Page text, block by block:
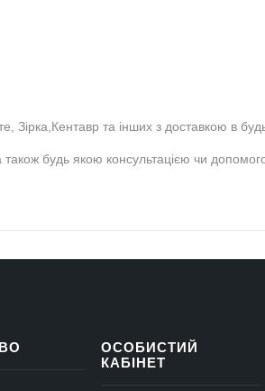
та інших з доставкою в
будь якою консультацією чи
ОСОБИСТИЙ
КАБІНЕТ